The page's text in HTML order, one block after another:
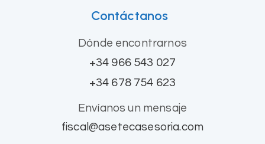
Contáctanos
Dónde encontrarnos
+34 966 543 027
+34 678 754 623
Envíanos un mensaje
fiscal@asetecasesoria.com